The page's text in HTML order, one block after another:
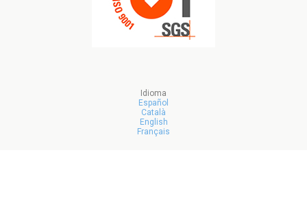
Idioma
Español
Català
English
Français